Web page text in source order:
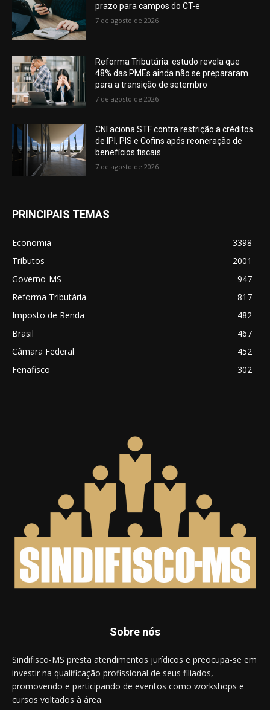
prazo para campos do CT-e
7 de agosto de 2026
Reforma Tributária: estudo revela que
48% das PMEs ainda não se prepararam
para a transição de setembro
7 de agosto de 2026
CNI aciona STF contra restrição a créditos
de IPI, PIS e Cofins após reoneração de
benefícios fiscais
7 de agosto de 2026
PRINCIPAIS TEMAS
Economia
3398
Tributos
2001
Governo-MS
947
Reforma Tributária
817
Imposto de Renda
482
Brasil
467
Câmara Federal
452
Fenafisco
302
Sobre nós
Sindifisco-MS presta atendimentos jurídicos e preocupa-se em
investir na qualificação profissional de seus filiados,
promovendo e participando de eventos como workshops e
cursos voltados à área.